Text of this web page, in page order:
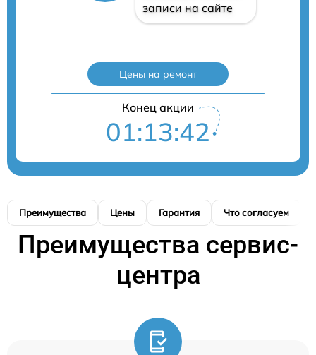
записи на сайте
Цены на ремонт
Конец акции
01:13:41
Преимущества Цены Гарантия Что согласуем
Преимущества сервис-
центра